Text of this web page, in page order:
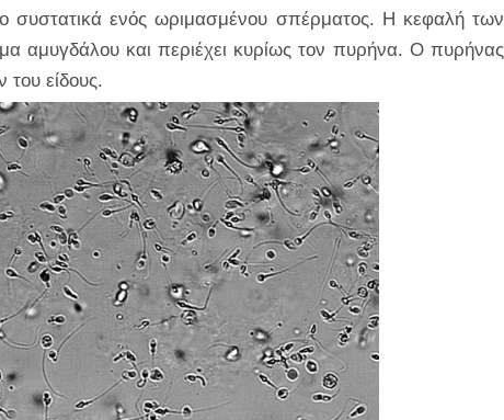
συστατικά ενός ωριμασμένου σπέρματος. Η κεφαλή των
αμυγδάλου και περιέχει κυρίως τον πυρήνα. Ο πυρήνας
είδους.